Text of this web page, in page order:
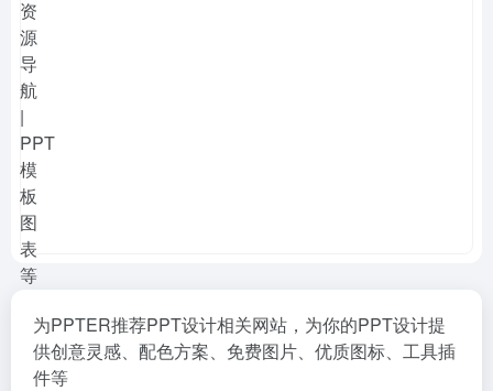
为PPTER推荐PPT设计相关网站，为你的PPT设计提
供创意灵感、配色方案、免费图片、优质图标、工具插
件等